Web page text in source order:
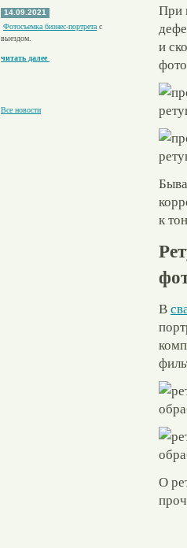
14.09.2021
Фотосъемка бизнес-портретас
выездом.
читать далее
Все новости
При
и
к
В
О